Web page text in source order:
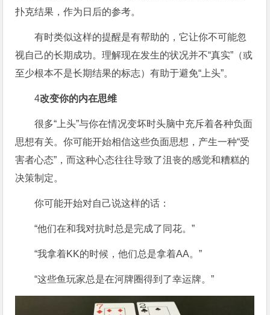
扑克结果，作为日后的参考。
有时类似这样的提醒是有帮助的，它让你不可能忽
视自己的长期成功。理解现在发生的状况并不“真实”（或
至少根本不是长期结果的标志）有助于避免“上头”。
4改变你的内在思维
很多“上头”与你在情况变坏时头脑中充斥着各种负面
思想有关。你可能开始相信这些负面思想，产生一种“受
害者心态”，而这种心态往往导致了沮丧的感觉和糟糕的
决策制定。
你可能开始对自己说这样的话：
“他们在和我对抗时总是完成了同花。”
“我拿着KK的时候，他们总是拿着AA。”
“这些鱼玩家总是在河牌圈得到了幸运牌。”